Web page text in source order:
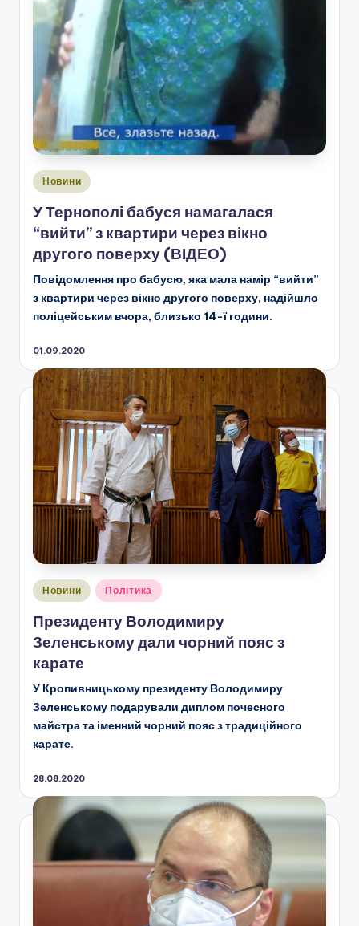
Опубліковано
Новини
У Тернополі бабуся намагалася
“вийти” з квартири через вікно
другого поверху (ВІДЕО)
Повідомлення про бабусю, яка мала намір “вийти”
з квартири через вікно другого поверху, надійшло
поліцейським вчора, близько 14-ї години.
01.09.2020
Опубліковано
Новини Політика
Президенту Володимиру
Зеленському дали чорний пояс з
карате
У Кропивницькому президенту Володимиру
Зеленському подарували диплом почесного
майстра та іменний чорний пояс з традиційного
карате.
28.08.2020